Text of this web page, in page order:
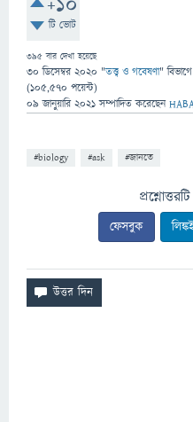
টি ভোট
395 বার দেখা হয়েছে
30 ডিসেম্বর 2020 "তত্ত্ব ও গবেষণা" বিভাগে
(105,570 পয়েন্ট)
09 জানুয়ারি 2021 সম্পাদিত করেছেন
#biology #ask #জানতে
ফেসবুক